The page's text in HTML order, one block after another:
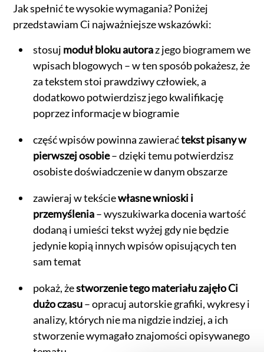
Jak spełnić te wysokie wymagania? Poniżej
przedstawiam Ci najważniejsze wskazówki:
stosuj moduł bloku autoraz jego biogramem we
wpisach blogowych – w ten sposób pokażesz, że
za tekstem stoi prawdziwy człowiek, a
dodatkowo potwierdzisz jego kwalifikację
poprzez informacje w biogramie
część wpisów powinna zawieraćtekst pisany w
pierwszej osobie– dzięki temu potwierdzisz
osobiste doświadczenie w danym obszarze
zawieraj w tekściewłasne wnioski i
przemyślenia– wyszukiwarka docenia wartość
dodaną i umieści tekst wyżej gdy nie będzie
jedynie kopią innych wpisów opisujących ten
sam temat
pokaż, żestworzenie tego materiału zajęło Ci
dużo czasu– opracuj autorskie grafiki, wykresy i
analizy, których nie ma nigdzie indziej, a ich
stworzenie wymagało znajomości opisywanego